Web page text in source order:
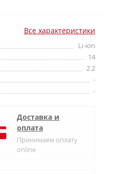
Все характеристики
Li-ion
14
2.2
-
-
Доставка и
оплата
Принимаем оплату
online